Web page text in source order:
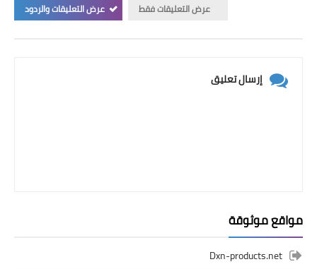
عرض التعليقات فقط
عرض التعليقات والردود
إرسال تعليق
مواقع موثوقة
Dxn-products.net